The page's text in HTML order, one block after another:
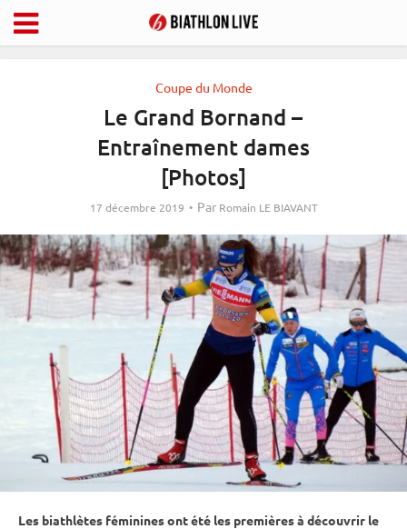
Coupe du Monde
Le Grand Bornand –
Entraînement dames
[Photos]
17 décembre 2019 Par Romain LE BIAVANT
Les biathlètes féminines ont été les premières à découvrir le